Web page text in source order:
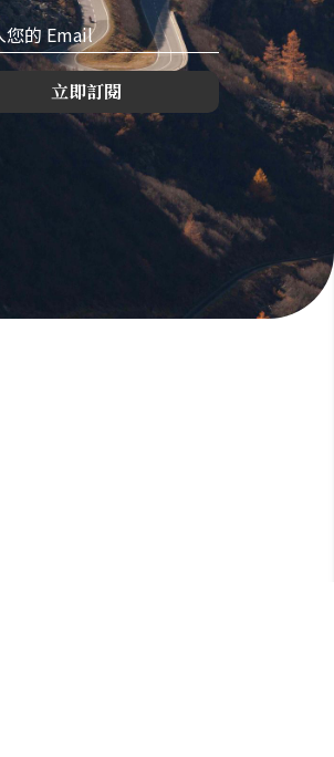
立即訂閱